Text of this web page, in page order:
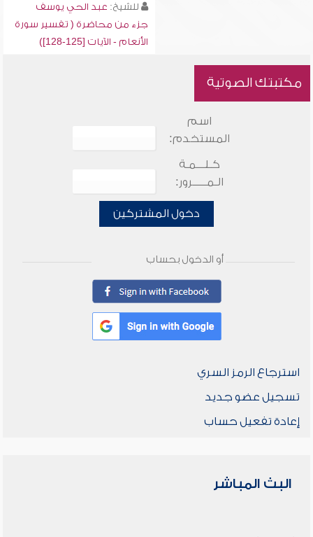
للشيخ: عبد الحي يوسف
جزء من محاضرة ( تفسير سورة
الأنعام - الآيات [125-128])
مكتبتك الصوتية
اسم
المستخدم:
كـلـــمـة
الـمـــــرور:
دخول المشتركين
أو الدخول بحساب
استرجاع الرمز السري
تسجيل عضو جديد
إعادة تفعيل حساب
البث المباشر